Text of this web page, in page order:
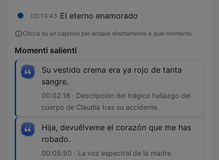
00:10:43 El eterno enamorado
Clicca su un capitolo per andare direttamente a quel momento
Momenti salienti
Su vestido crema era ya rojo de tanta
sangre.
00:02:18 · Descripción del trágico hallazgo del
cuerpo de Claudia tras su accidente.
Hija, devuélveme el corazón que me has
robado.
00:05:50 · La voz espectral de la madre